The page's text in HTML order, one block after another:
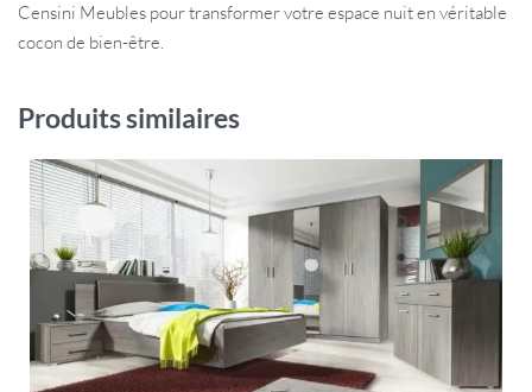
Censini Meubles pour transformer votre espace nuit en véritable
cocon de bien-être.
Produits similaires